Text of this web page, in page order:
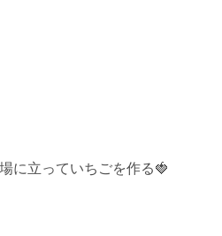
に立っていちごを作る🍓